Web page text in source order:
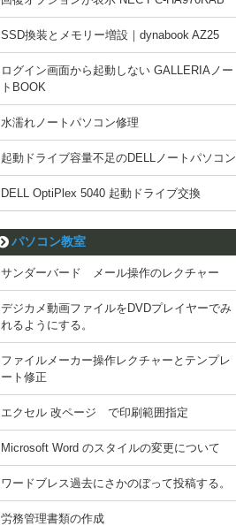
SSD換装とメモリー増設｜dynabook AZ25
ログイン画面から起動しない GALLERIAノー
トBOOK
水濡れノートパソコン修理
起動ドライブ容量不足のDELLノートパソコン
DELL OptiPlex 5040 起動ドライブ交換
パソコン教室
サンダーバード メール操作のレクチャー
デジカメ動画ファイルをDVDプレイヤーでみ
れるようにする。
ファイルメーカー操作レクチャーとテンプレ
ート修正
エクセル 改ページ で印刷範囲指定
Microsoft Word のスタイルの変更について
ワードブレス過去にさかのぼって投稿する。
労務管理書類の作成